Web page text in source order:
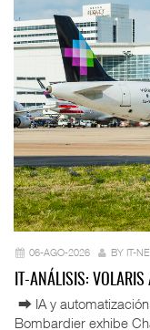
06-AGO-2026 BY IT-
IT-ANÁLISIS:
⮕ IA y
Bombardier exhibe